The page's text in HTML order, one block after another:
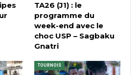
TA26 (J1) : le
programme du
week-end avec le
choc USP – Sagbaku
Gnatri
TOURNOIS